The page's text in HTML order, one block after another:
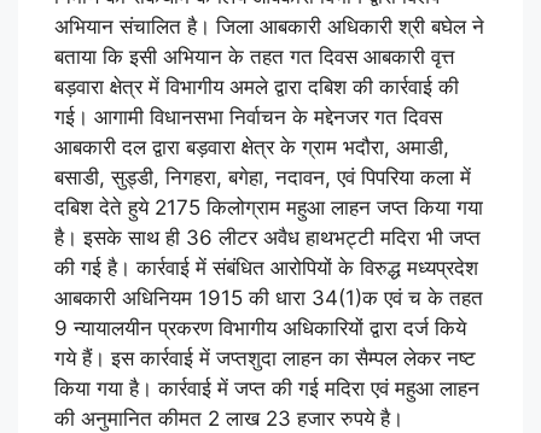
अभियान संचालित है। जिला आबकारी अधिकारी श्री बघेल ने
बताया कि इसी अभियान के तहत गत दिवस आबकारी वृत्त
बड़वारा क्षेत्र में विभागीय अमले द्वारा दबिश की कार्रवाई की
गई। आगामी विधानसभा निर्वाचन के मद्देनजर गत दिवस
आबकारी दल द्वारा बड़वारा क्षेत्र के ग्राम भदौरा, अमाडी,
बसाडी, सुड्डी, निगहरा, बगेहा, नदावन, एवं पिपरिया कला में
दबिश देते हुये 2175 किलोग्राम महुआ लाहन जप्त किया गया
है। इसके साथ ही 36 लीटर अवैध हाथभट्टी मदिरा भी जप्त
की गई है। कार्रवाई में संबंधित आरोपियों के विरुद्ध मध्यप्रदेश
आबकारी अधिनियम 1915 की धारा 34(1)क एवं च के तहत
9 न्यायालयीन प्रकरण विभागीय अधिकारियों द्वारा दर्ज किये
गये हैं। इस कार्रवाई में जप्तशुदा लाहन का सैम्पल लेकर नष्ट
किया गया है। कार्रवाई में जप्त की गई मदिरा एवं महुआ लाहन
की अनुमानित कीमत 2 लाख 23 हजार रुपये है।